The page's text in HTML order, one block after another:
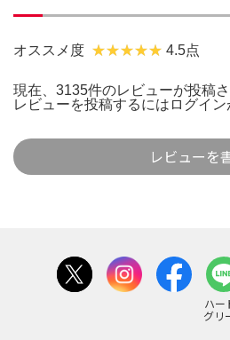
オススメ度 4.5点
現在、3135件のレビューが投稿さ
レビューを投稿するには ログイン
レビューを
ハー
グリ